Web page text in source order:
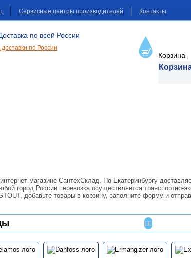
Сервисные центры производителей Контакты
по всей России
Корзина
магазине СантехСклад. По Екатеринбургу
город России перевозка осуществляется транспортно-
добавьте товары в корзину, заполните форму и